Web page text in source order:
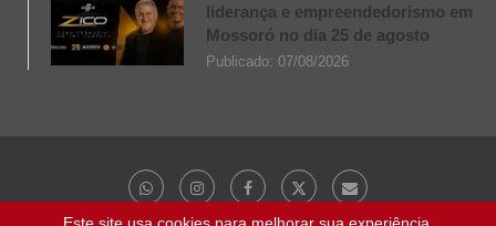
liderança e empreendedorismo em
Mossoró no dia 25 de agosto
Publicado: 07/08/2026